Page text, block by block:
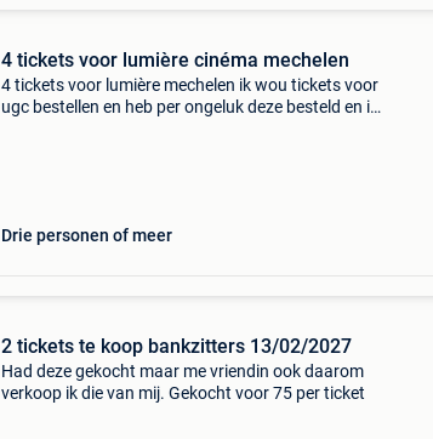
4 tickets voor lumière cinéma mechelen
4 tickets voor lumière mechelen ik wou tickets voor
ugc bestellen en heb per ongeluk deze besteld en ik
Drie personen of meer
2 tickets te koop bankzitters 13/02/2027
Had deze gekocht maar me vriendin ook daarom
verkoop ik die van mij. Gekocht voor 75 per ticket